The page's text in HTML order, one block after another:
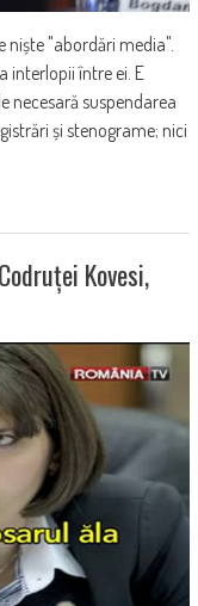
niște "abordări media".
interlopii între ei. E
necesară suspendarea
și stenograme; nici
Kovesi,